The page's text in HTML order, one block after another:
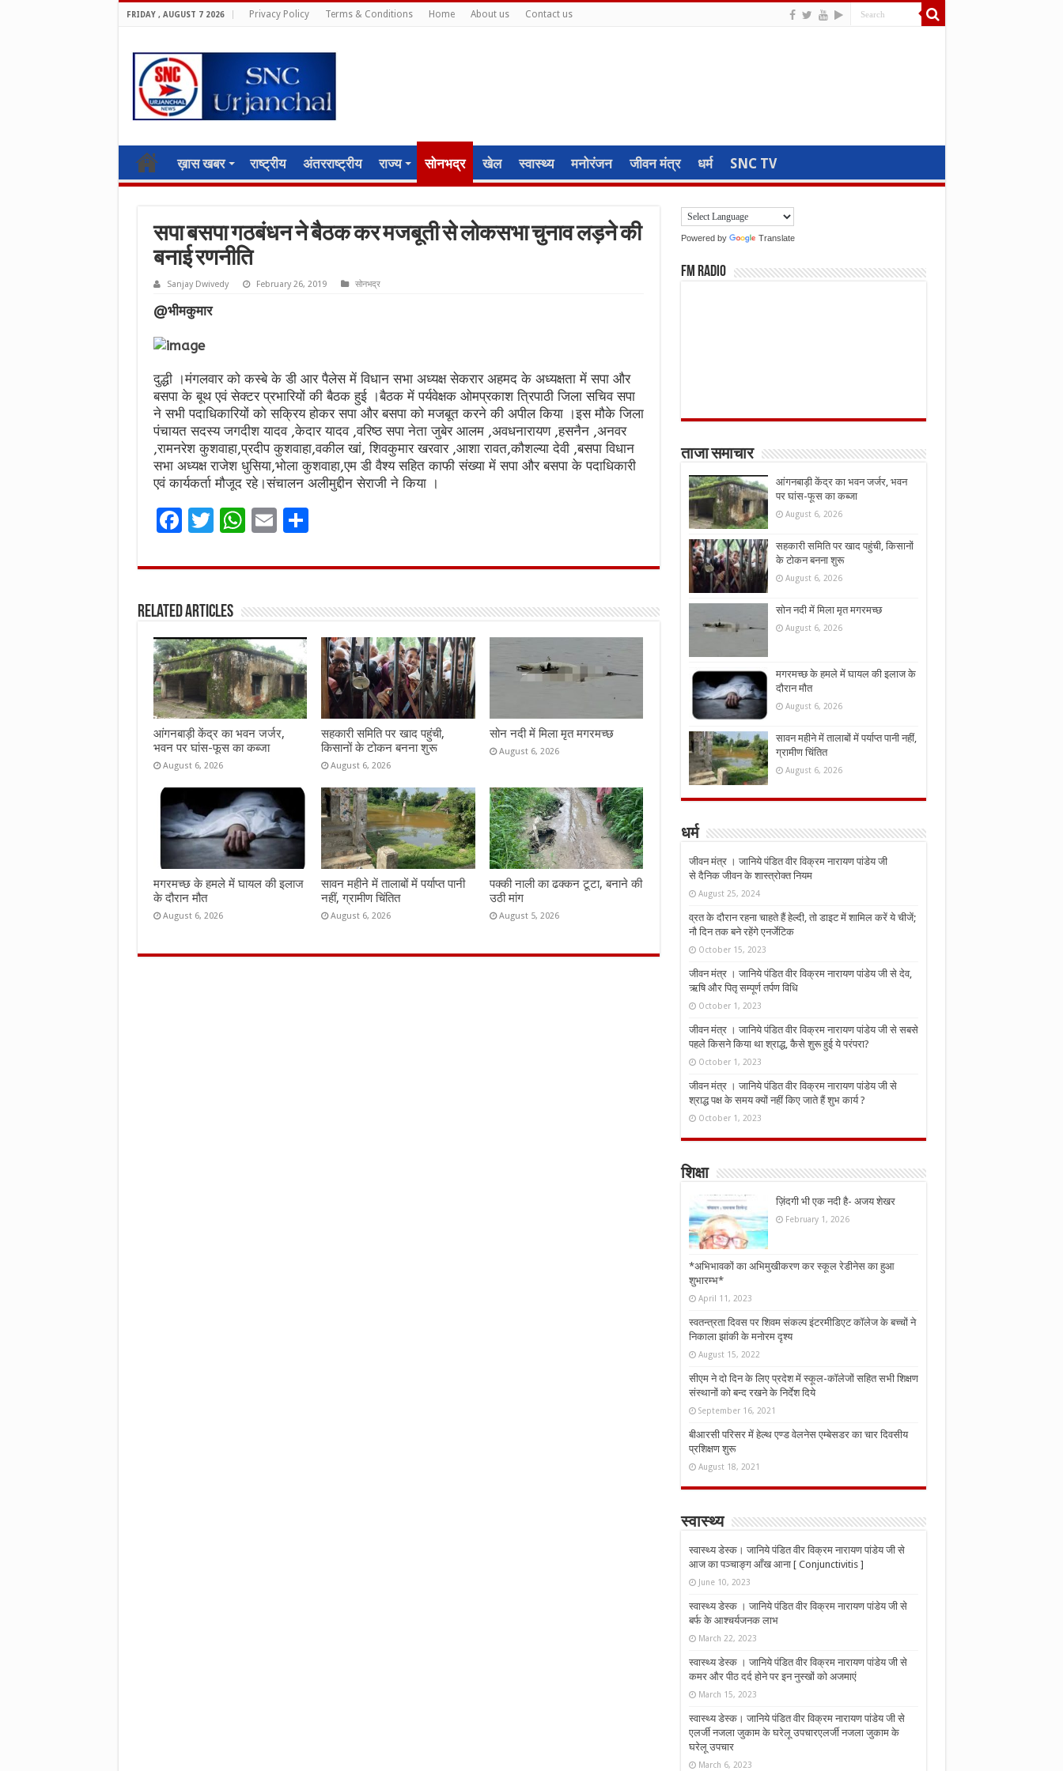
FRIDAY , AUGUST 7 2026 Privacy Policy Terms & Conditions Home About us Contact us
ख़ास खबर राष्ट्रीय अंतरराष्ट्रीय राज्य सोनभद्र खेल स्वास्थ्य मनोरंजन जीवन मंत्र धर्म SNC TV
सपा बसपा गठबंधन ने बैठक कर मजबूती से लोकसभा चुनाव लड़ने की
बनाई रणनीति
Sanjay Dwivedy February 26, 2019 सोनभद्र
@भीमकुमार
दुद्धी ।मंगलवार को कस्बे के डी आर पैलेस में विधान सभा अध्यक्ष सेकरार अहमद के अध्यक्षता में सपा और
बसपा के बूथ एवं सेक्टर प्रभारियों की बैठक हुई ।बैठक में पर्यवेक्षक ओमप्रकाश त्रिपाठी जिला सचिव सपा
ने सभी पदाधिकारियों को सक्रिय होकर सपा और बसपा को मजबूत करने की अपील किया ।इस मौके जिला
पंचायत सदस्य जगदीश यादव ,केदार यादव ,वरिष्ठ सपा नेता जुबेर आलम ,अवधनारायण ,हसनैन ,अनवर
,रामनरेश कुशवाहा,प्रदीप कुशवाहा,वकील खां, शिवकुमार खरवार ,आशा रावत,कौशल्या देवी ,बसपा विधान
सभा अध्यक्ष राजेश धुसिया,भोला कुशवाहा,एम डी वैश्य सहित काफी संख्या में सपा और बसपा के पदाधिकारी
एवं कार्यकर्ता मौजूद रहे।संचालन अलीमुद्दीन सेराजी ने किया ।
F
ce
o
o
k
T
it
r
W
at
A
p
p
E
ai
S
ar
Related Articles
आंगनबाड़ी केंद्र का भवन जर्जर,
भवन पर घांस-फूस का कब्जा
August 6, 2026
सहकारी समिति पर खाद पहुंची,
किसानों के टोकन बनना शुरू
August 6, 2026
सोन नदी में मिला मृत मगरमच्छ
August 6, 2026
मगरमच्छ के हमले में घायल की इलाज
के दौरान मौत
August 6, 2026
सावन महीने में तालाबों में पर्याप्त पानी
नहीं, ग्रामीण चिंतित
August 6, 2026
पक्की नाली का ढक्कन टूटा, बनाने की
उठी मांग
August 5, 2026
Powered by Translate
FM Radio
ताजा समाचार
आंगनबाड़ी केंद्र का भवन जर्जर, भवन
पर घांस-फूस का कब्जा
August 6, 2026
सहकारी समिति पर खाद पहुंची, किसानों
के टोकन बनना शुरू
August 6, 2026
सोन नदी में मिला मृत मगरमच्छ
August 6, 2026
मगरमच्छ के हमले में घायल की इलाज के
दौरान मौत
August 6, 2026
सावन महीने में तालाबों में पर्याप्त पानी नहीं,
ग्रामीण चिंतित
August 6, 2026
धर्म
जीवन मंत्र । जानिये पंडित वीर विक्रम नारायण पांडेय जी
से दैनिक जीवन के शास्त्रोक्त नियम
August 25, 2024
व्रत के दौरान रहना चाहते हैं हेल्दी, तो डाइट में शामिल करें ये चीजें;
नौ दिन तक बने रहेंगे एनर्जेटिक
October 15, 2023
जीवन मंत्र । जानिये पंडित वीर विक्रम नारायण पांडेय जी से देव,
ऋषि और पितृ सम्पूर्ण तर्पण विधि
October 1, 2023
जीवन मंत्र । जानिये पंडित वीर विक्रम नारायण पांडेय जी से सबसे
पहले किसने किया था श्राद्ध, कैसे शुरू हुई ये परंपरा?
October 1, 2023
जीवन मंत्र । जानिये पंडित वीर विक्रम नारायण पांडेय जी से
श्राद्ध पक्ष के समय क्यों नहीं किए जाते हैं शुभ कार्य ?
October 1, 2023
शिक्षा
ज़िंदगी भी एक नदी है- अजय शेखर
February 1, 2026
*अभिभावकों का अभिमुखीकरण कर स्कूल रेडीनेस का हुआ
शुभारम्भ*
April 11, 2023
स्वतन्त्रता दिवस पर शिवम संकल्प इंटरमीडिएट कॉलेज के बच्चों ने
निकाला झांकी के मनोरम दृश्य
August 15, 2022
सीएम ने दो दिन के लिए प्रदेश में स्कूल-कॉलेजों सहित सभी शिक्षण
संस्थानों को बन्द रखने के निर्देश दिये
September 16, 2021
बीआरसी परिसर में हेल्थ एण्ड वेलनेस एम्बेसडर का चार दिवसीय
प्रशिक्षण शुरू
August 18, 2021
स्वास्थ्य
स्वास्थ्य डेस्क। जानिये पंडित वीर विक्रम नारायण पांडेय जी से
आज का पञ्चाङ्ग आँख आना [ Conjunctivitis ]
June 10, 2023
स्वास्थ्य डेस्क । जानिये पंडित वीर विक्रम नारायण पांडेय जी से
बर्फ के आश्चर्यजनक लाभ
March 22, 2023
स्वास्थ्य डेस्क । जानिये पंडित वीर विक्रम नारायण पांडेय जी से
कमर और पीठ दर्द होने पर इन नुस्‍खों को अजमाएं
March 15, 2023
स्वास्थ्य डेस्क। जानिये पंडित वीर विक्रम नारायण पांडेय जी से
एलर्जी नजला जुकाम के घरेलू उपचारएलर्जी नजला जुकाम के
घरेलू उपचार
March 6, 2023